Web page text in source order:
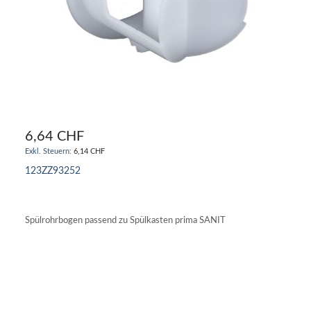
6,64 CHF
6,14 CHF
123ZZ93252
Spülrohrbogen passend zu Spülkasten prima SANIT